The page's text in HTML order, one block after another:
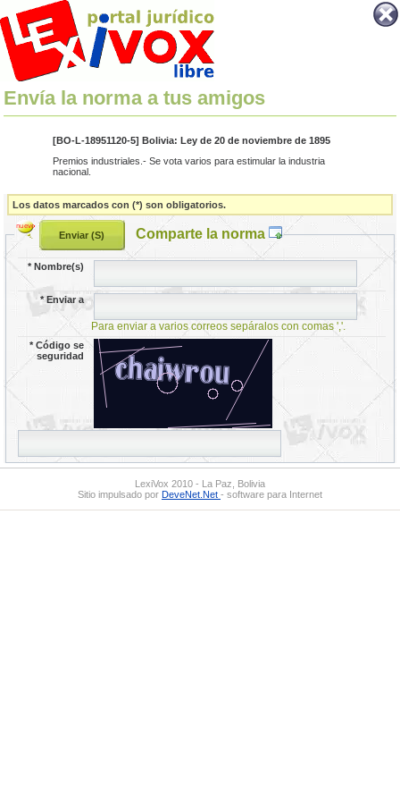
Envía la norma a tus amigos
[BO-L-18951120-5] Bolivia: Ley de 20 de noviembre de 1895
Premios industriales.- Se vota varios para estimular la industria
nacional.
Los datos marcados con (*) son obligatorios.
Comparte la norma
*Nombre(s)
*Enviar a
Para enviar a varios correos sepáralos con comas ','.
*Código se
seguridad
LexiVox 2010 - La Paz, Bolivia
Sitio impulsado por DeveNet.Net - software para Internet